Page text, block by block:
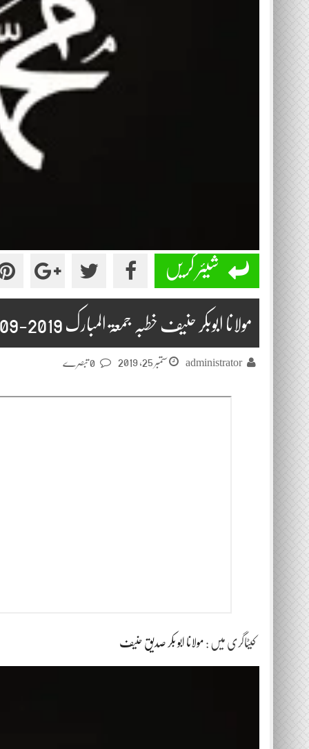
شیئر کریں
مولانا ابوبکر حنیف خطبہ جمعۃ المبارک 2019-09-20
administrator ستمبر 25, 2019
کیٹاگری میں : مولانا ابو بکر صدیق حنیف